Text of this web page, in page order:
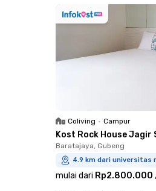
Coliving • Campur
Kost Rock House Jagir
Baratajaya, Gubeng
4.9 km dari universitas
mulai dari Rp2.800.000